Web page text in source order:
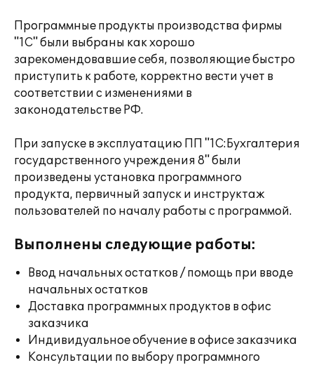
Программные продукты производства фирмы
"1С" были выбраны как хорошо
зарекомендовавшие себя, позволяющие быстро
приступить к работе, корректно вести учет в
соответствии с изменениями в
законодательстве РФ.
При запуске в эксплуатацию ПП "1С:Бухгалтерия
государственного учреждения 8" были
произведены установка программного
продукта, первичный запуск и инструктаж
пользователей по началу работы с программой.
Выполнены следующие работы:
Ввод начальных остатков / помощь при вводе
начальных остатков
Доставка программных продуктов в офис
заказчика
Индивидуальное обучение в офисе заказчика
Консультации по выбору программного